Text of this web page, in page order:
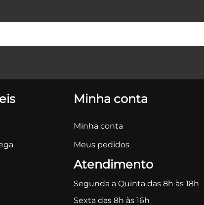
Minha conta
Minha conta
Meus pedidos
Atendimento
Segunda a Quinta das 8h às 18h
Sexta das 8h às 16h